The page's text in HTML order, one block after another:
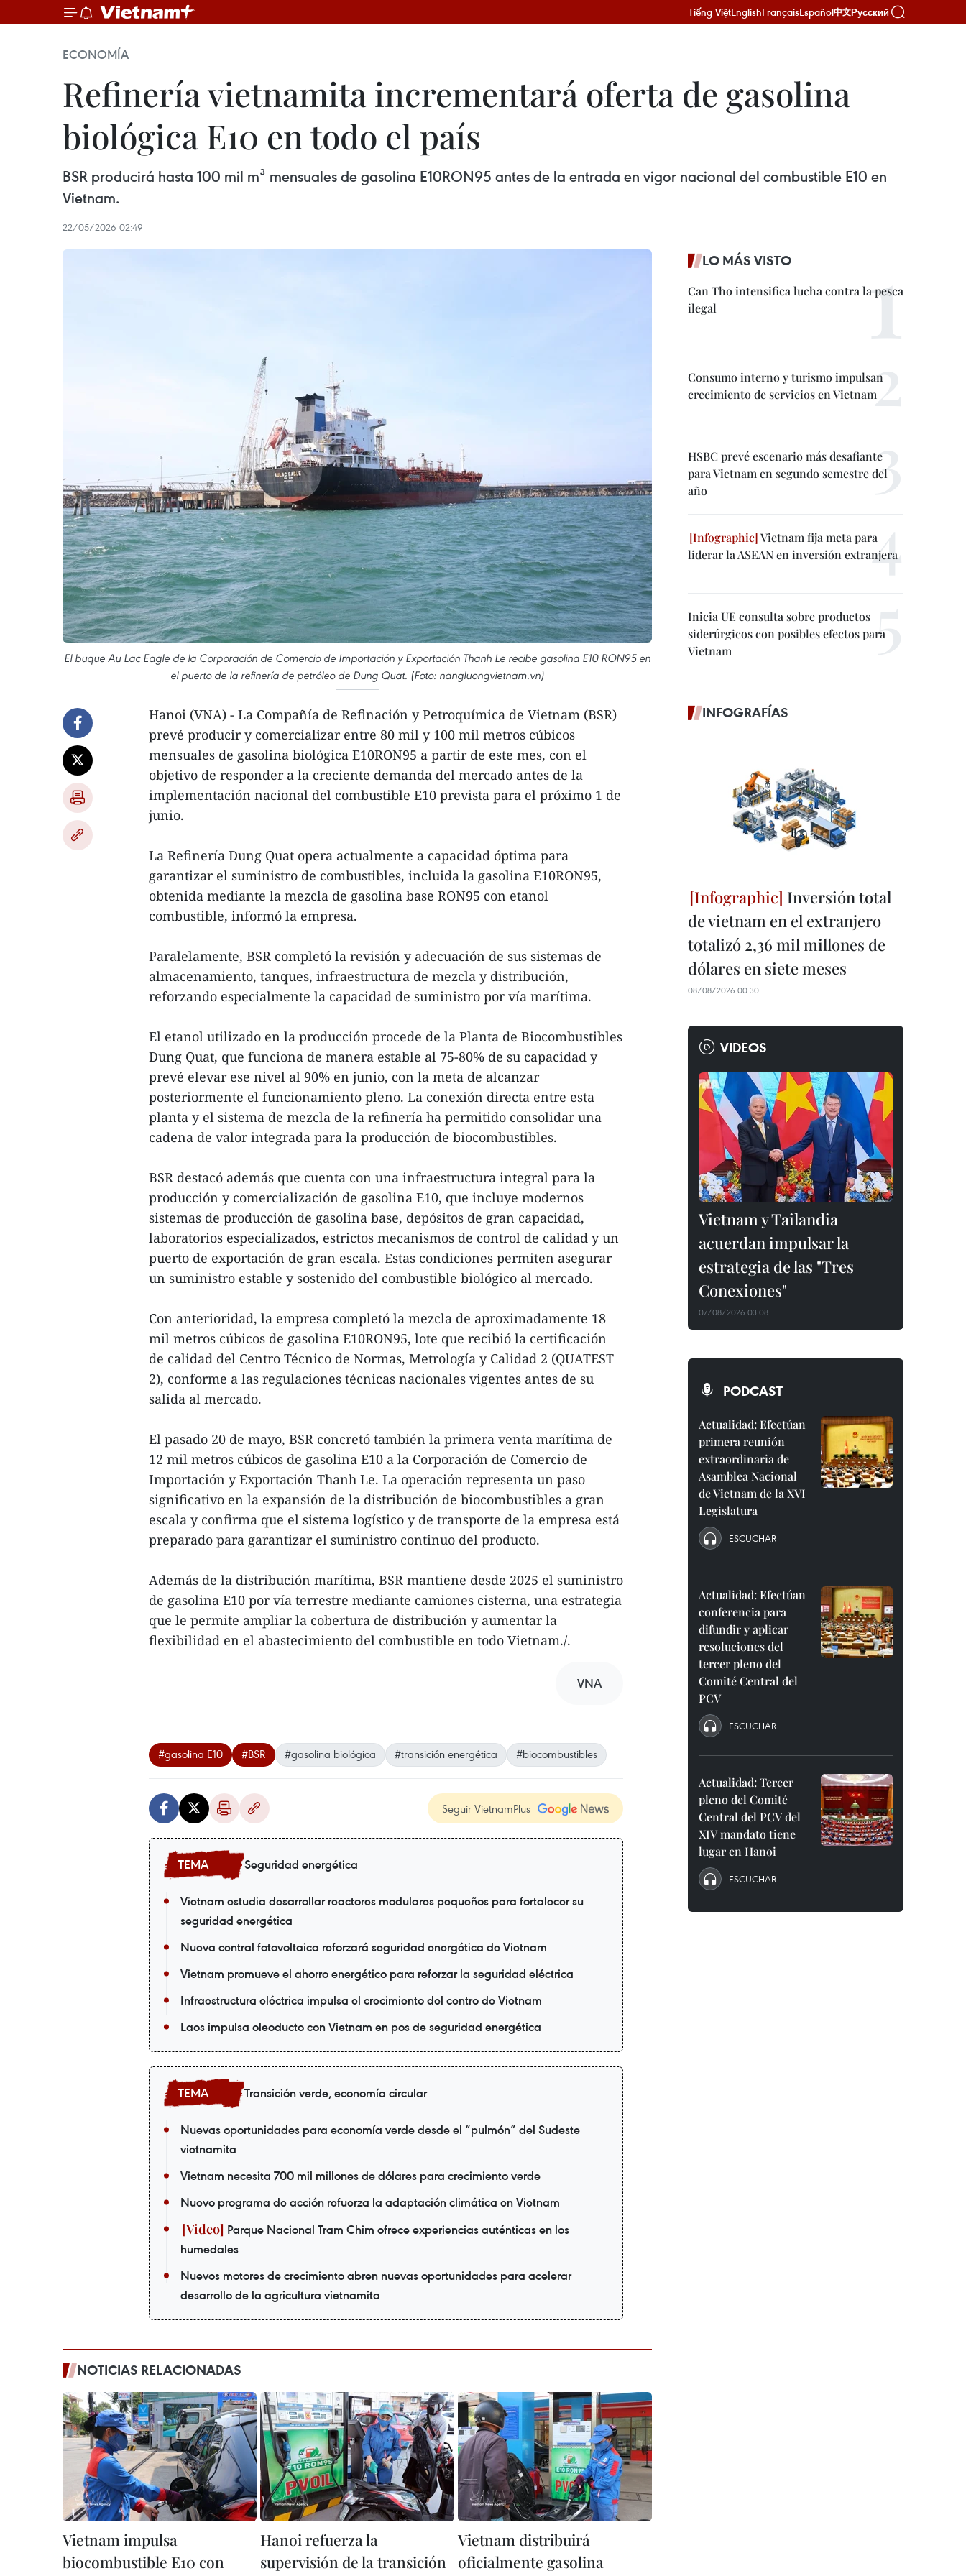
Tiếng ViệtEnglishFrançaisEspañol中文Русский
ECONOMÍA
Refinería vietnamita incrementará oferta de gasolina
biológica E10 en todo el país
BSR producirá hasta 100 mil m³ mensuales de gasolina E10RON95 antes de la entrada en vigor nacional del combustible E10 en
Vietnam.
22/05/2026 02:49
El buque Au Lac Eagle de la Corporación de Comercio de Importación y Exportación Thanh Le recibe gasolina E10 RON95 en
el puerto de la refinería de petróleo de Dung Quat. (Foto: nangluongvietnam.vn)
Hanoi (VNA) - La Compañía de Refinación y Petroquímica de Vietnam (BSR)
prevé producir y comercializar entre 80 mil y 100 mil metros cúbicos
mensuales de gasolina biológica E10RON95 a partir de este mes, con el
objetivo de responder a la creciente demanda del mercado antes de la
implementación nacional del combustible E10 prevista para el próximo 1 de
junio.
La Refinería Dung Quat opera actualmente a capacidad óptima para
garantizar el suministro de combustibles, incluida la gasolina E10RON95,
obtenida mediante la mezcla de gasolina base RON95 con etanol
combustible, informó la empresa.
Paralelamente, BSR completó la revisión y adecuación de sus sistemas de
almacenamiento, tanques, infraestructura de mezcla y distribución,
reforzando especialmente la capacidad de suministro por vía marítima.
El etanol utilizado en la producción procede de la Planta de Biocombustibles
Dung Quat, que funciona de manera estable al 75-80% de su capacidad y
prevé elevar ese nivel al 90% en junio, con la meta de alcanzar
posteriormente el funcionamiento pleno. La conexión directa entre esta
planta y el sistema de mezcla de la refinería ha permitido consolidar una
cadena de valor integrada para la producción de biocombustibles.
BSR destacó además que cuenta con una infraestructura integral para la
producción y comercialización de gasolina E10, que incluye modernos
sistemas de producción de gasolina base, depósitos de gran capacidad,
laboratorios especializados, estrictos mecanismos de control de calidad y un
puerto de exportación de gran escala. Estas condiciones permiten asegurar
un suministro estable y sostenido del combustible biológico al mercado.
Con anterioridad, la empresa completó la mezcla de aproximadamente 18
mil metros cúbicos de gasolina E10RON95, lote que recibió la certificación
de calidad del Centro Técnico de Normas, Metrología y Calidad 2 (QUATEST
2), conforme a las regulaciones técnicas nacionales vigentes antes de su
salida al mercado.
El pasado 20 de mayo, BSR concretó también la primera venta marítima de
12 mil metros cúbicos de gasolina E10 a la Corporación de Comercio de
Importación y Exportación Thanh Le. La operación representa un paso
significativo en la expansión de la distribución de biocombustibles a gran
escala y confirma que el sistema logístico y de transporte de la empresa está
preparado para garantizar el suministro continuo del producto.
Además de la distribución marítima, BSR mantiene desde 2025 el suministro
de gasolina E10 por vía terrestre mediante camiones cisterna, una estrategia
que le permite ampliar la cobertura de distribución y aumentar la
flexibilidad en el abastecimiento del combustible en todo Vietnam./.
VNA
#gasolina E10 #BSR #gasolina biológica #transición energética #biocombustibles
Seguir VietnamPlus
Seguridad energética
Vietnam estudia desarrollar reactores modulares pequeños para fortalecer su
seguridad energética
Nueva central fotovoltaica reforzará seguridad energética de Vietnam
Vietnam promueve el ahorro energético para reforzar la seguridad eléctrica
Infraestructura eléctrica impulsa el crecimiento del centro de Vietnam
Laos impulsa oleoducto con Vietnam en pos de seguridad energética
Transición verde, economía circular
Nuevas oportunidades para economía verde desde el “pulmón” del Sudeste
vietnamita
Vietnam necesita 700 mil millones de dólares para crecimiento verde
Nuevo programa de acción refuerza la adaptación climática en Vietnam
Parque Nacional Tram Chim ofrece experiencias auténticas en los
humedales
Nuevos motores de crecimiento abren nuevas oportunidades para acelerar
desarrollo de la agricultura vietnamita
NOTICIAS RELACIONADAS
Vietnam impulsa
biocombustible E10 con
Hanoi refuerza la
supervisión de la transición
Vietnam distribuirá
oficialmente gasolina
LO MÁS VISTO
Can Tho intensifica lucha contra la pesca
ilegal
Consumo interno y turismo impulsan
crecimiento de servicios en Vietnam
HSBC prevé escenario más desafiante
para Vietnam en segundo semestre del
año
Vietnam fija meta para
liderar la ASEAN en inversión extranjera
Inicia UE consulta sobre productos
siderúrgicos con posibles efectos para
Vietnam
INFOGRAFÍAS
Inversión total
de vietnam en el extranjero
totalizó 2,36 mil millones de
dólares en siete meses
08/08/2026 00:30
VIDEOS
Vietnam y Tailandia
acuerdan impulsar la
estrategia de las "Tres
Conexiones"
07/08/2026 03:08
PODCAST
Actualidad: Efectúan
primera reunión
extraordinaria de
Asamblea Nacional
de Vietnam de la XVI
Legislatura
ESCUCHAR
Actualidad: Efectúan
conferencia para
difundir y aplicar
resoluciones del
tercer pleno del
Comité Central del
PCV
ESCUCHAR
Actualidad: Tercer
pleno del Comité
Central del PCV del
XIV mandato tiene
lugar en Hanoi
ESCUCHAR